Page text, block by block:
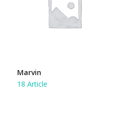
Marvin
18 Article